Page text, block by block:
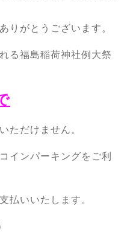
りがとうございます。
る福島稲荷神社例大祭
ただけません。
インパーキングをご利
払いいたします。